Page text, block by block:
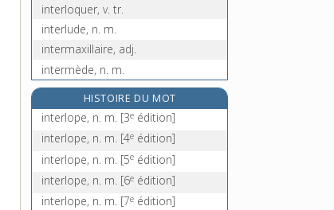
interloquer, v. tr.
interlude, n. m.
intermaxillaire, adj.
intermède, n. m.
intermédiaire, adj. et n.
intermédiat, ate, adj.[7eédition]
intermezzo, n. m.
interminablement, adv.
HISTOIRE DU MOT
interlope, n. m. [3e édition]
interlope, n. m. [4e édition]
interlope, n. m. [5e édition]
interlope, n. m. [6e édition]
interlope, n. m. [7e édition]